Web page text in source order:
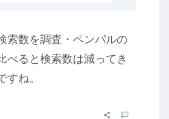
索数を調査・ペンパルの
べると検索数は減ってき
ね。